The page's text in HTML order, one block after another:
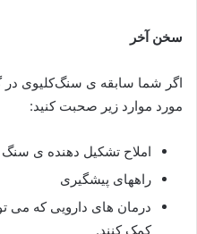
سخن آخر
اگر شما سابقه ی سنگ‌کلیوی در
مورد موارد زیر صحبت کنید:
املاح تشکیل دهنده ی سنگ
راههای‌ پیشگیری
درمان های دارویی که می
کمک کنند.